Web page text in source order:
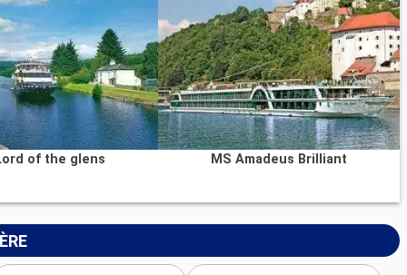
of the glens MS Amadeus Brilliant